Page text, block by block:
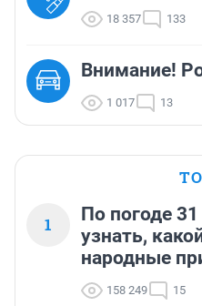
18 357 133
Внимание!
1 017 13
1
По погоде
узнать,
народные
158 249 15